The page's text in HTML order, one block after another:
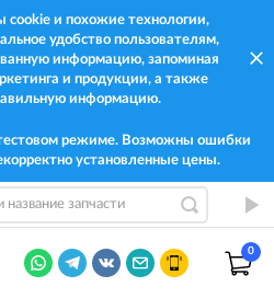
cookie и похожие технологии,
удобство пользователям,
информацию, запоминая
и продукции, а также
информацию.
режиме. Возможны ошибки
установленные цены.
0